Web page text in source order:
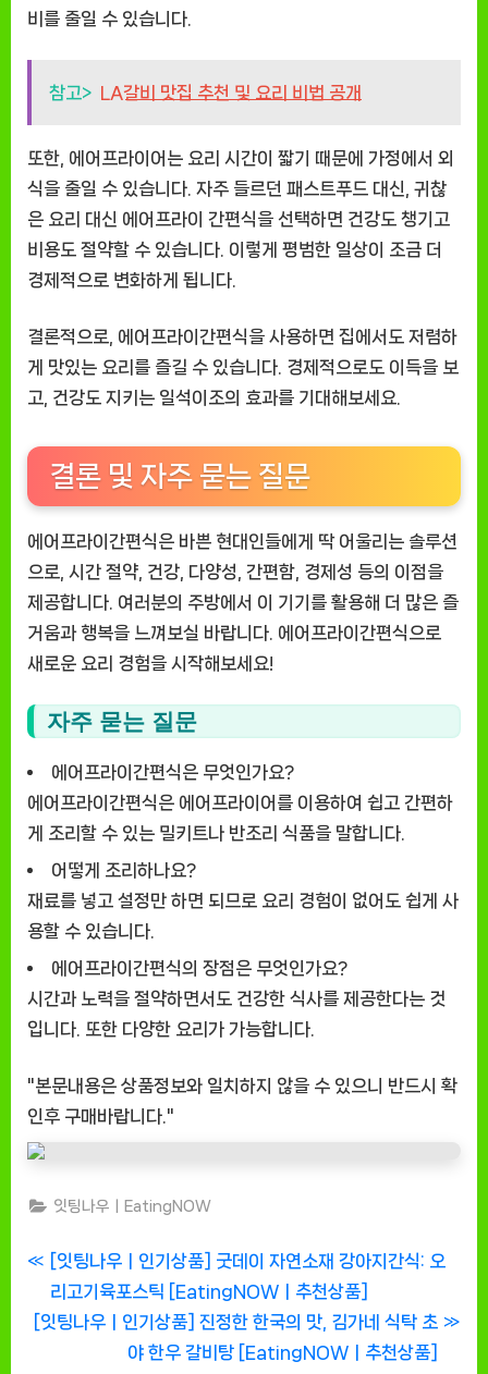
비를 줄일 수 있습니다.
참고> LA갈비 맛집 추천 및 요리 비법 공개
또한, 에어프라이어는 요리 시간이 짧기 때문에 가정에서 외
식을 줄일 수 있습니다. 자주 들르던 패스트푸드 대신, 귀찮
은 요리 대신 에어프라이 간편식을 선택하면 건강도 챙기고
비용도 절약할 수 있습니다. 이렇게 평범한 일상이 조금 더
경제적으로 변화하게 됩니다.
결론적으로, 에어프라이간편식을 사용하면 집에서도 저렴하
게 맛있는 요리를 즐길 수 있습니다. 경제적으로도 이득을 보
고, 건강도 지키는 일석이조의 효과를 기대해보세요.
결론 및 자주 묻는 질문
에어프라이간편식은 바쁜 현대인들에게 딱 어울리는 솔루션
으로, 시간 절약, 건강, 다양성, 간편함, 경제성 등의 이점을
제공합니다. 여러분의 주방에서 이 기기를 활용해 더 많은 즐
거움과 행복을 느껴보실 바랍니다. 에어프라이간편식으로
새로운 요리 경험을 시작해보세요!
자주 묻는 질문
에어프라이간편식은 무엇인가요?
에어프라이간편식은 에어프라이어를 이용하여 쉽고 간편하
게 조리할 수 있는 밀키트나 반조리 식품을 말합니다.
어떻게 조리하나요?
재료를 넣고 설정만 하면 되므로 요리 경험이 없어도 쉽게 사
용할 수 있습니다.
에어프라이간편식의 장점은 무엇인가요?
시간과 노력을 절약하면서도 건강한 식사를 제공한다는 것
입니다. 또한 다양한 요리가 가능합니다.
"본문내용은 상품정보와 일치하지 않을 수 있으니 반드시 확
인후 구매바랍니다."
잇팅나우ㅣEatingNOW
글
탐
P
r
e
[잇팅나우ㅣ인기상품] 굿데이 자연소재 강아지간식: 오
리고기육포스틱 [EatingNOWㅣ추천상품]
N
[잇팅나우ㅣ인기상품] 진정한 한국의 맛, 김가네 식탁 초
야 한우 갈비탕 [EatingNOWㅣ추천상품]